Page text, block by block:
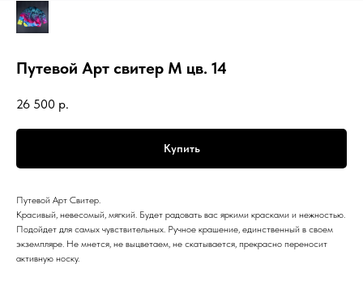
Путевой Арт свитер М цв. 14
26 500 р.
Купить
Путевой Арт Свитер.
Красивый, невесомый, мягкий. Будет радовать вас яркими красками и нежностью.
Подойдет для самых чувствительных. Ручное крашение, единственный в своем
экземпляре. Не мнется, не выцветаем, не скатывается, прекрасно переносит
активную носку.